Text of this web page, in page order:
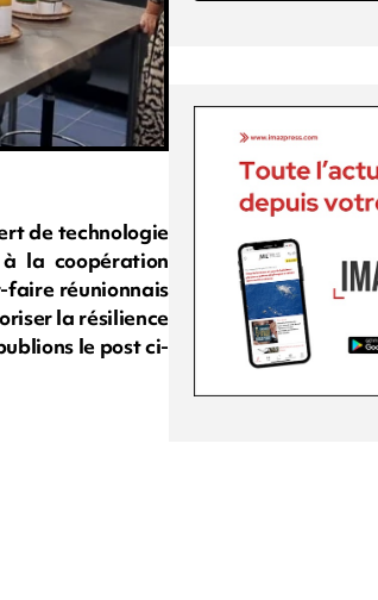
de technologie
à la coopération
faire réunionnais
la résilience
le post ci-